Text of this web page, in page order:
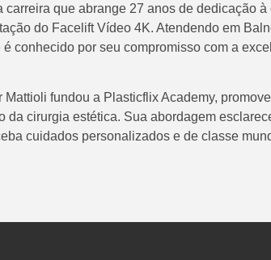
carreira que abrange 27 anos de dedicação
do Facelift Vídeo 4K. Atendendo em
conhecido por seu compromisso com a
fundou a Plasticflix Academy,
da cirurgia estética. Sua abordagem
cuidados personalizados e de classe